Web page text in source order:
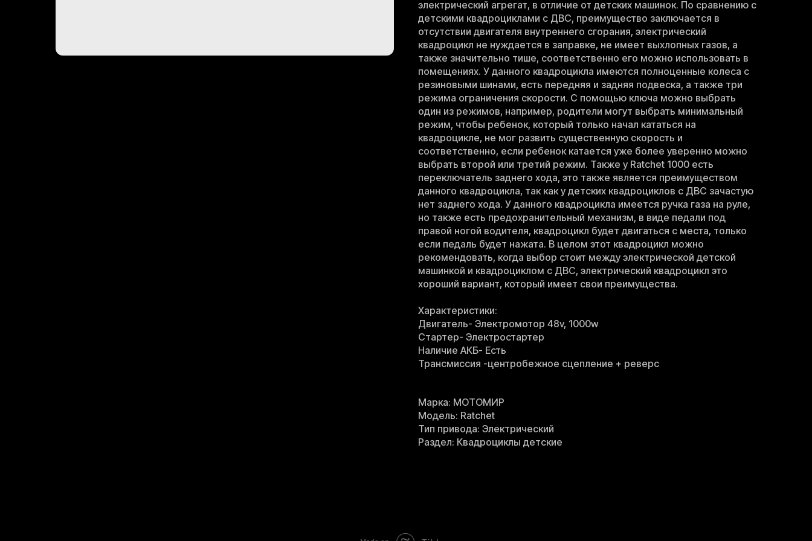
электрический агрегат, в отличие от детских машинок. По сравнению с
детскими квадроциклами с ДВС, преимущество заключается в
отсутствии двигателя внутреннего сгорания, электрический
квадроцикл не нуждается в заправке, не имеет выхлопных газов, а
также значительно тише, соответственно его можно использовать в
помещениях. У данного квадроцикла имеются полноценные колеса с
резиновыми шинами, есть передняя и задняя подвеска, а также три
режима ограничения скорости. С помощью ключа можно выбрать
один из режимов, например, родители могут выбрать минимальный
режим, чтобы ребенок, который только начал кататься на
квадроцикле, не мог развить существенную скорость и
соответственно, если ребенок катается уже более уверенно можно
выбрать второй или третий режим. Также у Ratchet 1000 есть
переключатель заднего хода, это также является преимуществом
данного квадроцикла, так как у детских квадроциклов с ДВС зачастую
нет заднего хода. У данного квадроцикла имеется ручка газа на руле,
но также есть предохранительный механизм, в виде педали под
правой ногой водителя, квадроцикл будет двигаться с места, только
если педаль будет нажата. В целом этот квадроцикл можно
рекомендовать, когда выбор стоит между электрической детской
машинкой и квадроциклом с ДВС, электрический квадроцикл это
хороший вариант, который имеет свои преимущества.
Характеристики:
Двигатель- Электромотор 48v, 1000w
Стартер- Электростартер
Наличие АКБ- Есть
Трансмиссия -центробежное сцепление + реверс
Марка: МОТОМИР
Модель: Ratchet
Тип привода: Электрический
Раздел: Квадроциклы детские